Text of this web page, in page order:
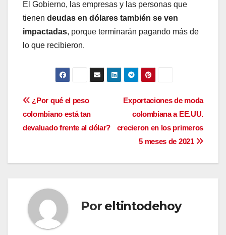
El Gobierno, las empresas y las personas que
tienen deudas en dólares también se ven
impactadas, porque terminarán pagando más de
lo que recibieron.
Navegación
de
Exportaciones de moda
colombiana a EE.UU.
crecieron en los primeros
5 meses de 2021
¿Por qué el peso
colombiano está tan
devaluado frente al dólar?
Por eltintodehoy